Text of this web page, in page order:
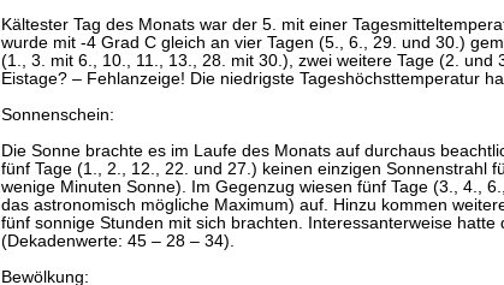
Kältester Tag des Monats war der 5. mit einer
wurde mit -4 Grad C gleich an vier Tagen (5., 6., 29. und 30.)
(1., 3. mit 6., 10., 11., 13., 28. mit 30.), zwei weitere Tage (2.
Eistage? – Fehlanzeige! Die niedrigste Tageshöchsttemperatur
Sonnenschein:
Die Sonne brachte es im Laufe des Monats auf durchaus
fünf Tage (1., 2., 12., 22. und 27.) keinen einzigen Sonnenstrahl
wenige Minuten Sonne). Im Gegenzug wiesen fünf Tage (3., 4.,
das astronomisch mögliche Maximum) auf. Hinzu kommen
fünf sonnige Stunden mit sich brachten. Interessanterweise
(Dekadenwerte: 45 – 28 – 34).
Bewölkung: